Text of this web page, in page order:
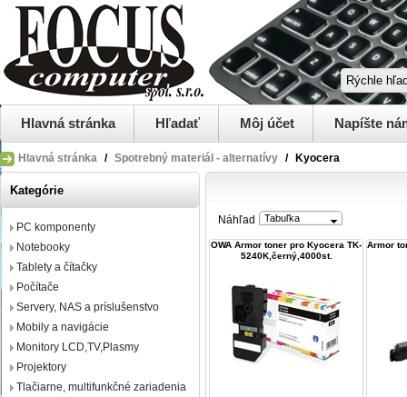
Hlavná stránka Hľadať Môj účet Napíšte
Hlavná stránka / Spotrebný materiál - alternatívy / Kyocera
Kategórie
PC komponenty
Notebooky
Tablety a čítačky
Počítače
Servery, NAS a príslušenstvo
Mobily a navigácie
Monitory LCD,TV,Plasmy
Projektory
Tlačiarne, multifunkčné zariadenia
Náhľad Tabuľka
OWA Armor toner pro Kyocera TK-
5240K,černý,4000st.
Armor